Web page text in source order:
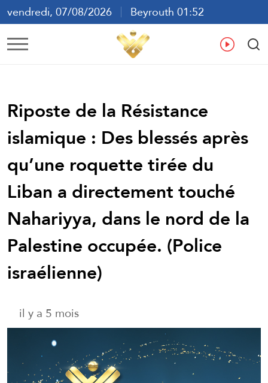
vendredi, 07/08/2026
Beyrouth 01:52
ع
Riposte de la Résistance
islamique : Des blessés après
qu’une roquette tirée du
Liban a directement touché
Nahariyya, dans le nord de la
Palestine occupée. (Police
israélienne)
il y a 5 mois